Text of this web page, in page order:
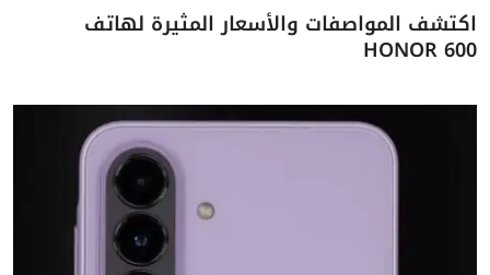
اكتشف المواصفات والأسعار المثيرة لهاتف
HONOR 600